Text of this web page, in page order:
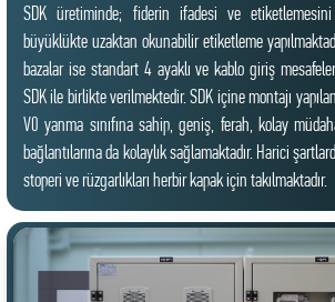
SDK üretiminde; fiderin ifadesi ve
büyüklükte uzaktan okunabilir etiketleme
bazalar ise standart 4 ayaklı ve kablo giriş
SDK ile birlikte verilmektedir. SDK içine montajı
V0 yanma sınıfına sahip, geniş, ferah, kolay
bağlantılarına da kolaylık sağlamaktadır. Harici
stoperi ve rüzgarlıkları herbir kapak için takılmaktadır.